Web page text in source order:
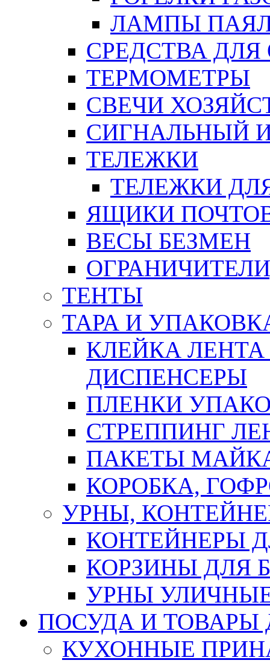
ЛАМПЫ
СРЕДСТВА
ТЕРМОМЕТРЫ
СВЕЧИ
СИГНАЛЬНЫЙ
ТЕЛЕЖКИ
ТЕЛЕЖКИ
ЯЩИКИ
ВЕСЫ БЕЗМЕН
ТЕНТЫ
ТАРА И
КЛЕЙКА
ДИСПЕНСЕРЫ
ПЛЕНКИ
СТРЕППИНГ
ПАКЕТЫ
КОРОБКА,
УРНЫ,
КОНТЕЙНЕРЫ
КОРЗИНЫ ДЛЯ
УРНЫ
ПОСУДА И ТОВАРЫ
КУХОННЫЕ